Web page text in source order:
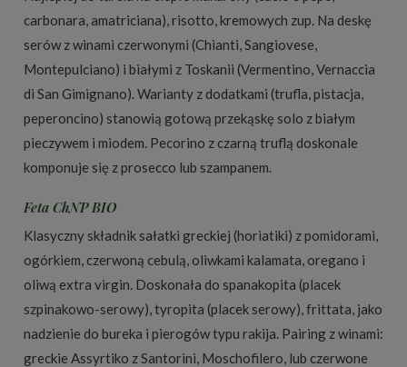
carbonara, amatriciana), risotto, kremowych zup. Na deskę
serów z winami czerwonymi (Chianti, Sangiovese,
Montepulciano) i białymi z Toskanii (Vermentino, Vernaccia
di San Gimignano). Warianty z dodatkami (trufla, pistacja,
peperoncino) stanowią gotową przekąskę solo z białym
pieczywem i miodem. Pecorino z czarną truflą doskonale
komponuje się z prosecco lub szampanem.
Feta ChNP BIO
Klasyczny składnik sałatki greckiej (horiatiki) z pomidorami,
ogórkiem, czerwoną cebulą, oliwkami kalamata, oregano i
oliwą extra virgin. Doskonała do spanakopita (placek
szpinakowo-serowy), tyropita (placek serowy), frittata, jako
nadzienie do bureka i pierogów typu rakija. Pairing z winami:
greckie Assyrtiko z Santorini, Moschofilero, lub czerwone